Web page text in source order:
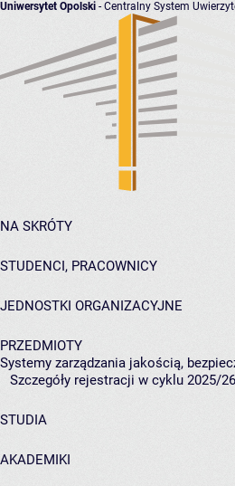
Uniwersytet Opolski - Centralny System
NA SKRÓTY
STUDENCI, PRACOWNICY
JEDNOSTKI ORGANIZACYJNE
PRZEDMIOTY
Systemy zarządzania jakością,
Szczegóły rejestracji w cyklu 2025/
STUDIA
AKADEMIKI